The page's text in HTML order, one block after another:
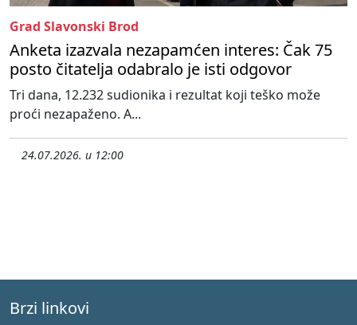
Grad Slavonski Brod
Anketa izazvala nezapamćen interes: Čak 75
posto čitatelja odabralo je isti odgovor
Tri dana, 12.232 sudionika i rezultat koji teško može
proći nezapaženo. A...
24.07.2026. u 12:00
Brzi linkovi